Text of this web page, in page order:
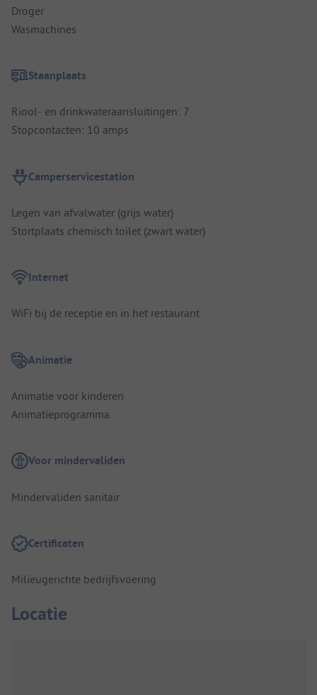
Droger
Wasmachines
Staanplaats
Riool- en drinkwateraansluitingen: 7
Stopcontacten: 10 amps
Camperservicestation
Legen van afvalwater (grijs water)
Stortplaats chemisch toilet (zwart water)
Internet
WiFi bij de receptie en in het restaurant
Animatie
Animatie voor kinderen
Animatieprogramma
Voor mindervaliden
Mindervaliden sanitair
Certificaten
Milieugerichte bedrijfsvoering
Locatie